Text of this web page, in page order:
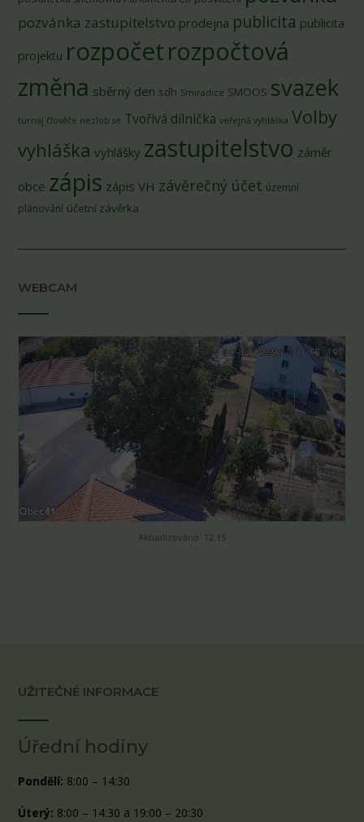
pozvánka zastupitelstvo prodejna publicita publicita
projektu rozpočetrozpočtová
změna sběrný den sdh Smiradice SMOOS svazek
turnaj člověče nezlob se Tvořivá dílnička veřejná vyhláška Volby
vyhláška vyhlášky zastupitelstvo záměr
obce zápis zápis VH závěrečný účet územní
plánování účetní závěrka
WEBCAM
Aktualizováno: 12:15
UŽITEČNÉ INFORMACE
Úřední hodiny
Pondělí: 8:00 – 14:30
Úterý: 8:00 – 14:30 a 19:00 – 20:30